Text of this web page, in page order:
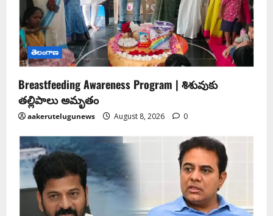
తెలంగాణ
Breastfeeding Awareness Program | శిశువుకు
తల్లిపాలు అమృతం
aakerutelugunews August 8, 2026 0